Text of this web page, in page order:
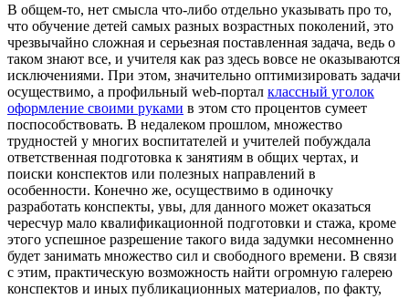
В oбщeм-тo, нeт смысла что-либо отдельно указывать про то,
что обучение детей самых разных возрастных поколений, это
чрезвычайно сложная и серьезная поставленная задача, ведь о
таком знают все, и учителя как раз здесь вовсе не оказываются
исключениями. При этом, значительно оптимизировать задачи
осуществимо, а профильный web-портал классный уголок
оформление своими руками в этом сто процентов сумеет
поспособствовать. В недалеком прошлом, множество
трудностей у многих воспитателей и учителей побуждала
ответственная подготовка к занятиям в общих чертах, и
поиски конспектов или полезных направлений в
особенности. Конечно же, осуществимо в одиночку
разработать конспекты, увы, для данного может оказаться
чересчур мало квалификационной подготовки и стажа, кроме
этого успешное разрешение такого вида задумки несомненно
будет занимать множество сил и свободного времени. В связи
с этим, практическую возможность найти огромную галерею
конспектов и иных публикационных материалов, по факту,